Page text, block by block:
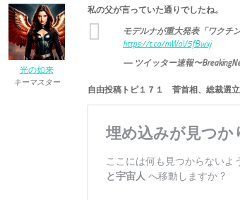
光の如来
キーマスター
私の父が言っていた通りでしたね。
モデルナが重大発表「ワクチ
https://t.co/mWoV5fBwxj
— ツイッター速報〜
自由投稿トピ１７１ 菅首相、総裁選